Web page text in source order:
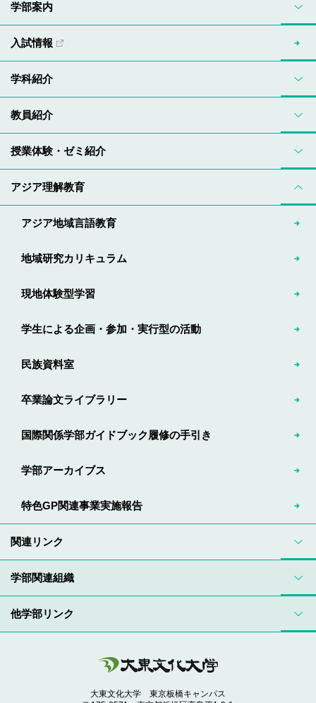
学部関連組織
他学部リンク
大東文化大学 東京板橋キャンパス
学部案内
入試情報
学科紹介
教員紹介
授業体験・ゼミ紹介
アジア理解教育
アジア地域言語教育
地域研究カリキュラム
現地体験型学習
学生による企画・参加・実行型の活動
民族資料室
卒業論文ライブラリー
国際関係学部ガイドブック履修の手引き
学部アーカイブス
特色GP関連事業実施報告
関連リンク